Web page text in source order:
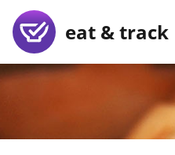
eat & track